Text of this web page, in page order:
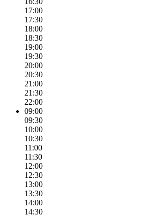
17:00
17:30
18:00
18:30
19:00
19:30
20:00
20:30
21:00
21:30
22:00
09:00
09:30
10:00
10:30
11:00
11:30
12:00
12:30
13:00
13:30
14:00
14:30